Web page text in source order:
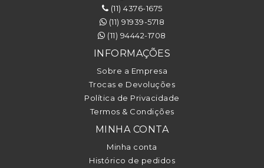
(11) 4376-1675
(11) 91939-5718
(11) 94442-1708
INFORMAÇÕES
Sobre a Empresa
Trocas e Devoluções
Política de Privacidade
Termos & Condições
MINHA CONTA
Minha conta
Histórico de pedidos